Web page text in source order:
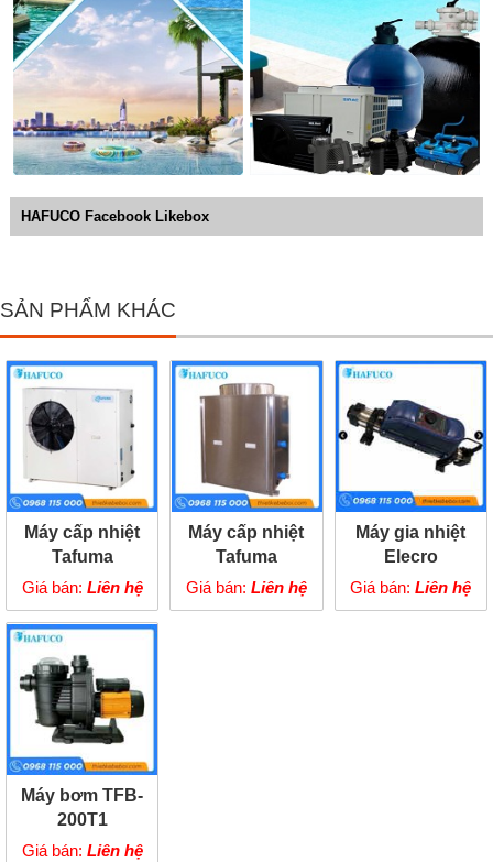
HAFUCO Facebook Likebox
SẢN PHẨM KHÁC
Máy cấp nhiệt
Tafuma
TSQ08RP
Giá bán: Liên hệ
Máy cấp nhiệt
Tafuma
TSQ13RP
Giá bán: Liên hệ
Máy gia nhiệt
Elecro
Evolution 2
Giá bán:Liên hệ
Máy bơm TFB-
200T1
Giá bán: Liên hệ